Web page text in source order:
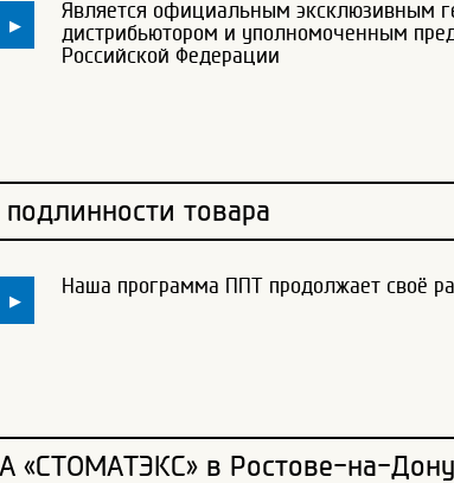
▶
Является официальным эксклюзивным
дистрибьютором и уполномоченным
Российской Федерации
товара
▶
Наша программа ППТ продолжает своё
«СТОМАТЭКС» в Ростове-на-Дону